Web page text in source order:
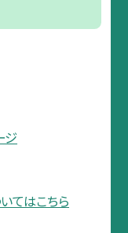
ジ
てはこちら